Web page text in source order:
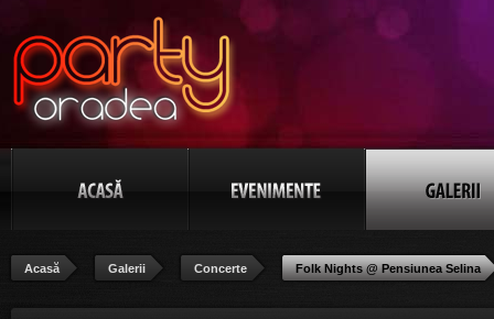
Acasă Galerii Concerte Folk Nights @ Pensiunea Selina